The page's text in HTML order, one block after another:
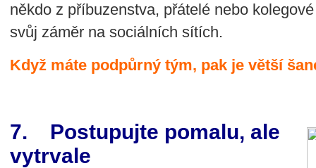
někdo z příbuzenstva, přátelé nebo
svůj záměr na sociálních sítích.
Když máte podpůrný tým, pak je větší
7. Postupujte pomalu, ale
vytrvale